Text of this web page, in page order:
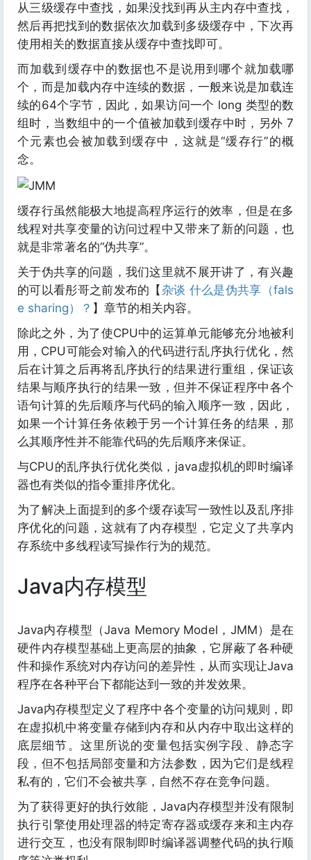
从三级缓存中查找，如果没找到再从主内存中查找，
然后再把找到的数据依次加载到多级缓存中，下次再
使用相关的数据直接从缓存中查找即可。
而加载到缓存中的数据也不是说用到哪个就加载哪
个，而是加载内存中连续的数据，一般来说是加载连
续的64个字节，因此，如果访问一个 long 类型的数
组时，当数组中的一个值被加载到缓存中时，另外 7
个元素也会被加载到缓存中，这就是“缓存行”的概
念。
缓存行虽然能极大地提高程序运行的效率，但是在多
线程对共享变量的访问过程中又带来了新的问题，也
就是非常著名的“伪共享”。
关于伪共享的问题，我们这里就不展开讲了，有兴趣
的可以看彤哥之前发布的【杂谈 什么是伪共享（fals
e sharing）？ 】章节的相关内容。
除此之外，为了使CPU中的运算单元能够充分地被利
用，CPU可能会对输入的代码进行乱序执行优化，然
后在计算之后再将乱序执行的结果进行重组，保证该
结果与顺序执行的结果一致，但并不保证程序中各个
语句计算的先后顺序与代码的输入顺序一致，因此，
如果一个计算任务依赖于另一个计算任务的结果，那
么其顺序性并不能靠代码的先后顺序来保证。
与CPU的乱序执行优化类似，java虚拟机的即时编译
器也有类似的指令重排序优化。
为了解决上面提到的多个缓存读写一致性以及乱序排
序优化的问题，这就有了内存模型，它定义了共享内
存系统中多线程读写操作行为的规范。
Java内存模型
Java内存模型（Java Memory Model，JMM）是在
硬件内存模型基础上更高层的抽象，它屏蔽了各种硬
件和操作系统对内存访问的差异性，从而实现让Java
程序在各种平台下都能达到一致的并发效果。
Java内存模型定义了程序中各个变量的访问规则，即
在虚拟机中将变量存储到内存和从内存中取出这样的
底层细节。这里所说的变量包括实例字段、静态字
段，但不包括局部变量和方法参数，因为它们是线程
私有的，它们不会被共享，自然不存在竞争问题。
为了获得更好的执行效能，Java内存模型并没有限制
执行引擎使用处理器的特定寄存器或缓存来和主内存
进行交互，也没有限制即时编译器调整代码的执行顺